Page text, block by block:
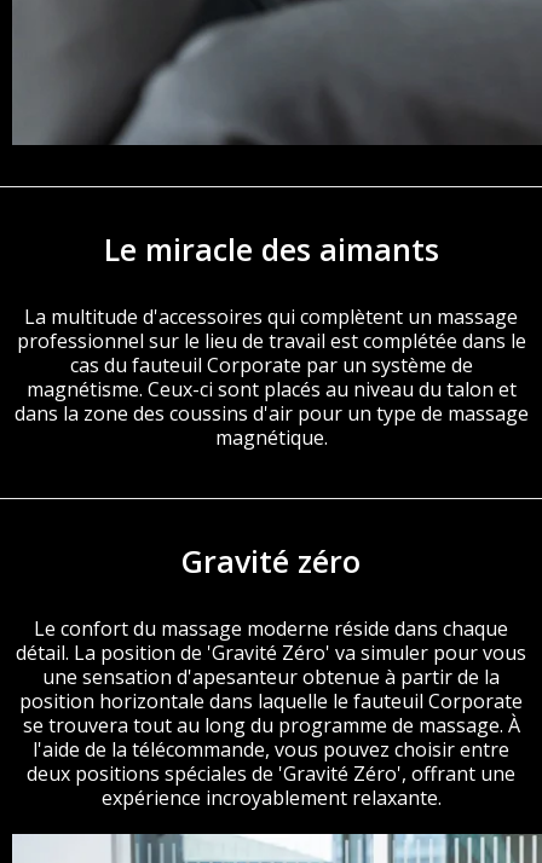
Le miracle des aimants
La multitude d'accessoires qui complètent un massage
professionnel sur le lieu de travail est complétée dans le
cas du fauteuil Corporate par un système de
magnétisme. Ceux-ci sont placés au niveau du talon et
dans la zone des coussins d'air pour un type de massage
magnétique.
Gravité zéro
Le confort du massage moderne réside dans chaque
détail. La position de 'Gravité Zéro' va simuler pour vous
une sensation d'apesanteur obtenue à partir de la
position horizontale dans laquelle le fauteuil Corporate
se trouvera tout au long du programme de massage. À
l'aide de la télécommande, vous pouvez choisir entre
deux positions spéciales de 'Gravité Zéro', offrant une
expérience incroyablement relaxante.